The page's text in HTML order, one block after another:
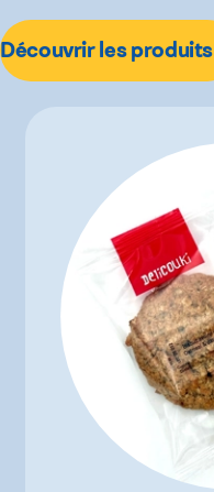
Découvrir les produits